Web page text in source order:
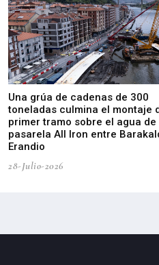
Una grúa de cadenas de 300
toneladas culmina el montaje
primer tramo sobre el agua de
pasarela All Iron entre
Erandio
28-Julio-2026